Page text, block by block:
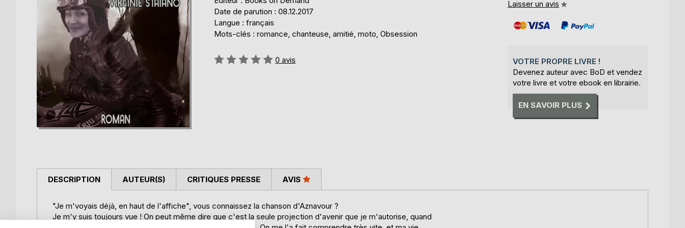
Date de parution : 08.12.2017
Langue : français
Mots-clés : romance, chanteuse, amitié, moto, Obsession
Évaluation:
0 avis
Laisser un avis
VOTRE PROPRE LIVRE !
Devenez auteur avec BoD et vendez
votre livre et votre ebook en librairie.
EN SAVOIR PLUS
DESCRIPTION
"Je m'voyais déjà, en haut de l'affiche", vous connaissez la chanson d'Aznavour ?
Je m'y suis toujours vue ! On peut même dire que c'est la seule projection d'avenir que je m'autorise, quand
AUTEUR(S) CRITIQUES PRESSE AVIS